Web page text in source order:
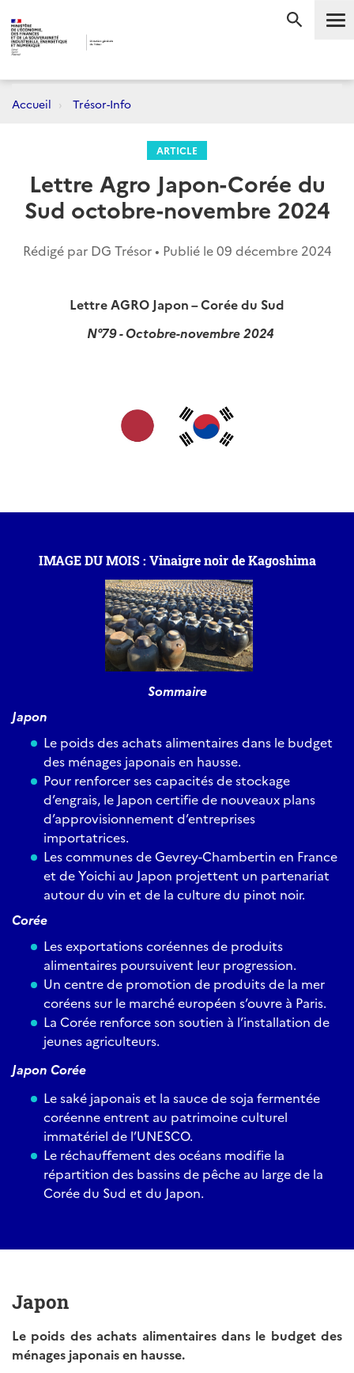
Accueil Trésor-Info
ARTICLE
Lettre Agro Japon-Corée du
Sud octobre-novembre 2024
Rédigé par DG Trésor • Publié le09 décembre 2024
Lettre AGRO Japon – Corée du Sud
N°79 - Octobre-novembre 2024
IMAGE DU MOIS : Vinaigre noir de Kagoshima
Sommaire
Japon
Le poids des achats alimentaires dans le budget
des ménages japonais en hausse.
Pour renforcer ses capacités de stockage
d’engrais, le Japon certifie de nouveaux plans
d’approvisionnement d’entreprises
importatrices.
Les communes de Gevrey-Chambertin en France
et de Yoichi au Japon projettent un partenariat
autour du vin et de la culture du pinot noir.
Corée
Les exportations coréennes de produits
alimentaires poursuivent leur progression.
Un centre de promotion de produits de la mer
coréens sur le marché européen s’ouvre à Paris.
La Corée renforce son soutien à l’installation de
jeunes agriculteurs.
Japon Corée
Le saké japonais et la sauce de soja fermentée
coréenne entrent au patrimoine culturel
immatériel de l’UNESCO.
Le réchauffement des océans modifie la
répartition des bassins de pêche au large de la
Corée du Sud et du Japon.
Japon
Le poids des achats alimentaires dans le budget des
ménages japonais en hausse.